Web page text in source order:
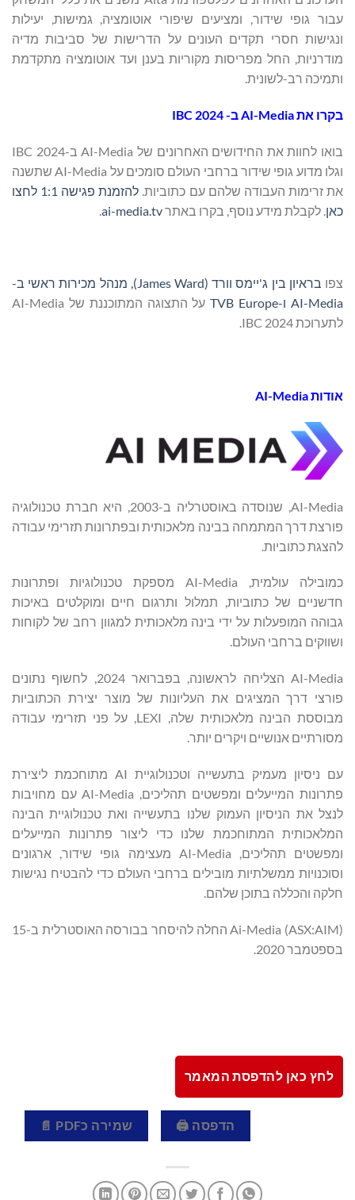
עבור גופי שידור, ומציעים שיפורי אוטומציה, גמישות, יעילות
ונגישות חסרי תקדים העונים על הדרישות של סביבות מדיה
מודרניות, החל מפריסות מקוריות בענן ועד אוטומציה מתקדמת
ותמיכה רב-לשונית.
בקרו את AI-Media ב- IBC 2024
בואו לחוות את החידושים האחרונים של AI-Media ב-IBC 2024
וגלו מדוע גופי שידור ברחבי העולם סומכים על AI-Media שתשנה
את זרימות העבודה שלהם עם כתוביות.
להזמנת פגישה 1:1 לחצו
כאן . לקבלת מידע נוסף, בקרו באתרai-media.tv
צפו
בראיון בין ג'יימס וורד (James Ward), מנהל מכירות ראשי ב-
AI-Media ו-TVB Europe
על התצוגה המתוכננת של AI-Media
לתערוכת IBC 2024.
אודות AI-Media
AI-Media, שנוסדה באוסטרליה ב-2003, היא חברת טכנולוגיה
פורצת דרך המתמחה בבינה מלאכותית ובפתרונות תזרימי עבודה
להצגת כתוביות.
כמובילה עולמית, AI-Media מספקת טכנולוגיות ופתרונות
חדשניים של כתוביות, תמלול ותרגום חיים ומוקלטים באיכות
גבוהה המופעלות על ידי בינה מלאכותית למגוון רחב של לקוחות
ושווקים ברחבי העולם.
AI-Media הצליחה לראשונה, בפברואר 2024, לחשוף נתונים
פורצי דרך המציגים את העליונות של מוצר יצירת הכתוביות
מבוססת הבינה מלאכותית שלה, LEXI, על פני תזרימי עבודה
מסורתיים אנושיים ויקרים יותר.
עם ניסיון מעמיק בתעשייה וטכנולוגיית AI מתוחכמת ליצירת
פתרונות המייעלים ומפשטים תהליכים, AI-Media עם מחויבות
לנצל את הניסיון העמוק שלנו בתעשייה ואת טכנולוגיית הבינה
המלאכותית המתוחכמת שלנו כדי ליצור פתרונות המייעלים
ומפשטים תהליכים, AI-Media מעצימה גופי שידור, ארגונים
וסוכנויות ממשלתיות מובילים ברחבי העולם כדי להבטיח נגישות
חלקה והכללה בתוכן שלהם.
Ai-Media (ASX:AIM) החלה להיסחר בבורסה האוסטרלית ב-15
בספטמבר 2020.
לחץ כאן להדפסת המאמר
הדפסה 🖨 שמירה כPDF 📄